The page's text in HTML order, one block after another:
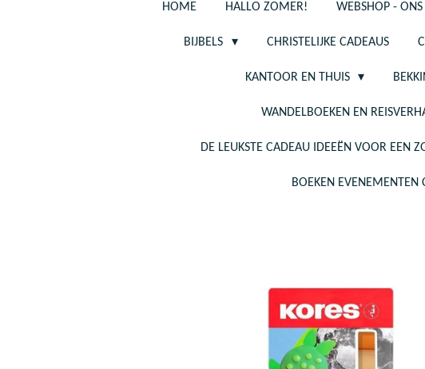
HOME HALLO ZOMER! WEBSHOP -
BIJBELS CHRISTELIJKE CADEAUS
KANTOOR EN THUIS
WANDELBOEKEN EN
DE LEUKSTE CADEAU IDEEËN VOOR EEN
BOEKEN EVENEMENTEN